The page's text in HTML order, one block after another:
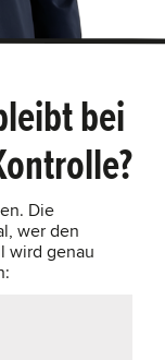
bei
Die
wer den
wird genau